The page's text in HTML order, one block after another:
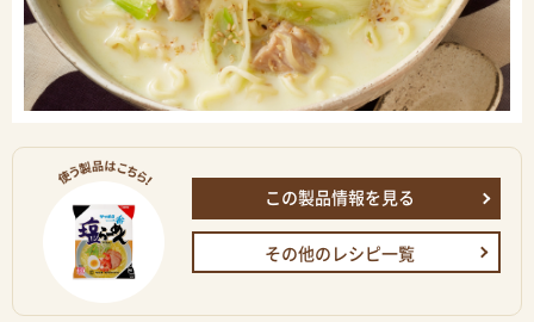
この製品情報を見る
その他のレシピ一覧